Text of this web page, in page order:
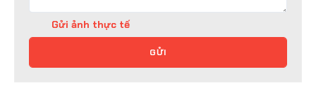
Gửi ảnh thực tế
GỬI